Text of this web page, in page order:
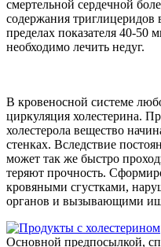
смертельной сердечной
содержания триглицеридов
пределах показателя 40-50
необходимо лечить недуг.
В кровеносной системе
циркуляция холестерина.
холестерола вещество
стенках. Вследствие
может так же быстро
теряют прочность.
кровяными сгустками,
органов и вызывающими
Основной предпосылкой,